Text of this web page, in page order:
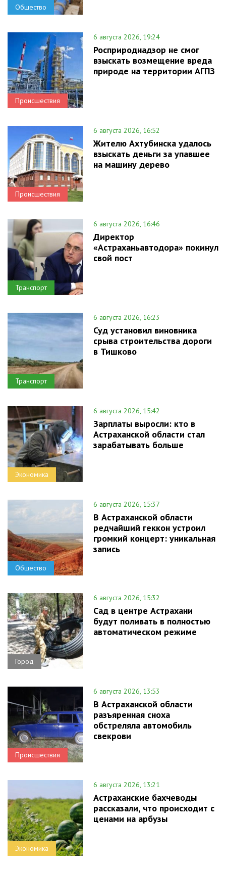
Общество
Происшествия
6 августа 2026, 19:24
Росприроднадзор не смог
взыскать возмещение вреда
природе на территории АГПЗ
Происшествия
6 августа 2026, 16:52
Жителю Ахтубинска удалось
взыскать деньги за упавшее
на машину дерево
Транспорт
6 августа 2026, 16:46
Директор
«Астраханьавтодора» покинул
свой пост
Транспорт
6 августа 2026, 16:23
Суд установил виновника
срыва строительства дороги
в Тишково
Экономика
6 августа 2026, 15:42
Зарплаты выросли: кто в
Астраханской области стал
зарабатывать больше
Общество
6 августа 2026, 15:37
В Астраханской области
редчайший геккон устроил
громкий концерт: уникальная
запись
Город
6 августа 2026, 15:32
Сад в центре Астрахани
будут поливать в полностью
автоматическом режиме
Происшествия
6 августа 2026, 13:53
В Астраханской области
разъяренная сноха
обстреляла автомобиль
свекрови
Экономика
6 августа 2026, 13:21
Астраханские бахчеводы
рассказали, что происходит с
ценами на арбузы